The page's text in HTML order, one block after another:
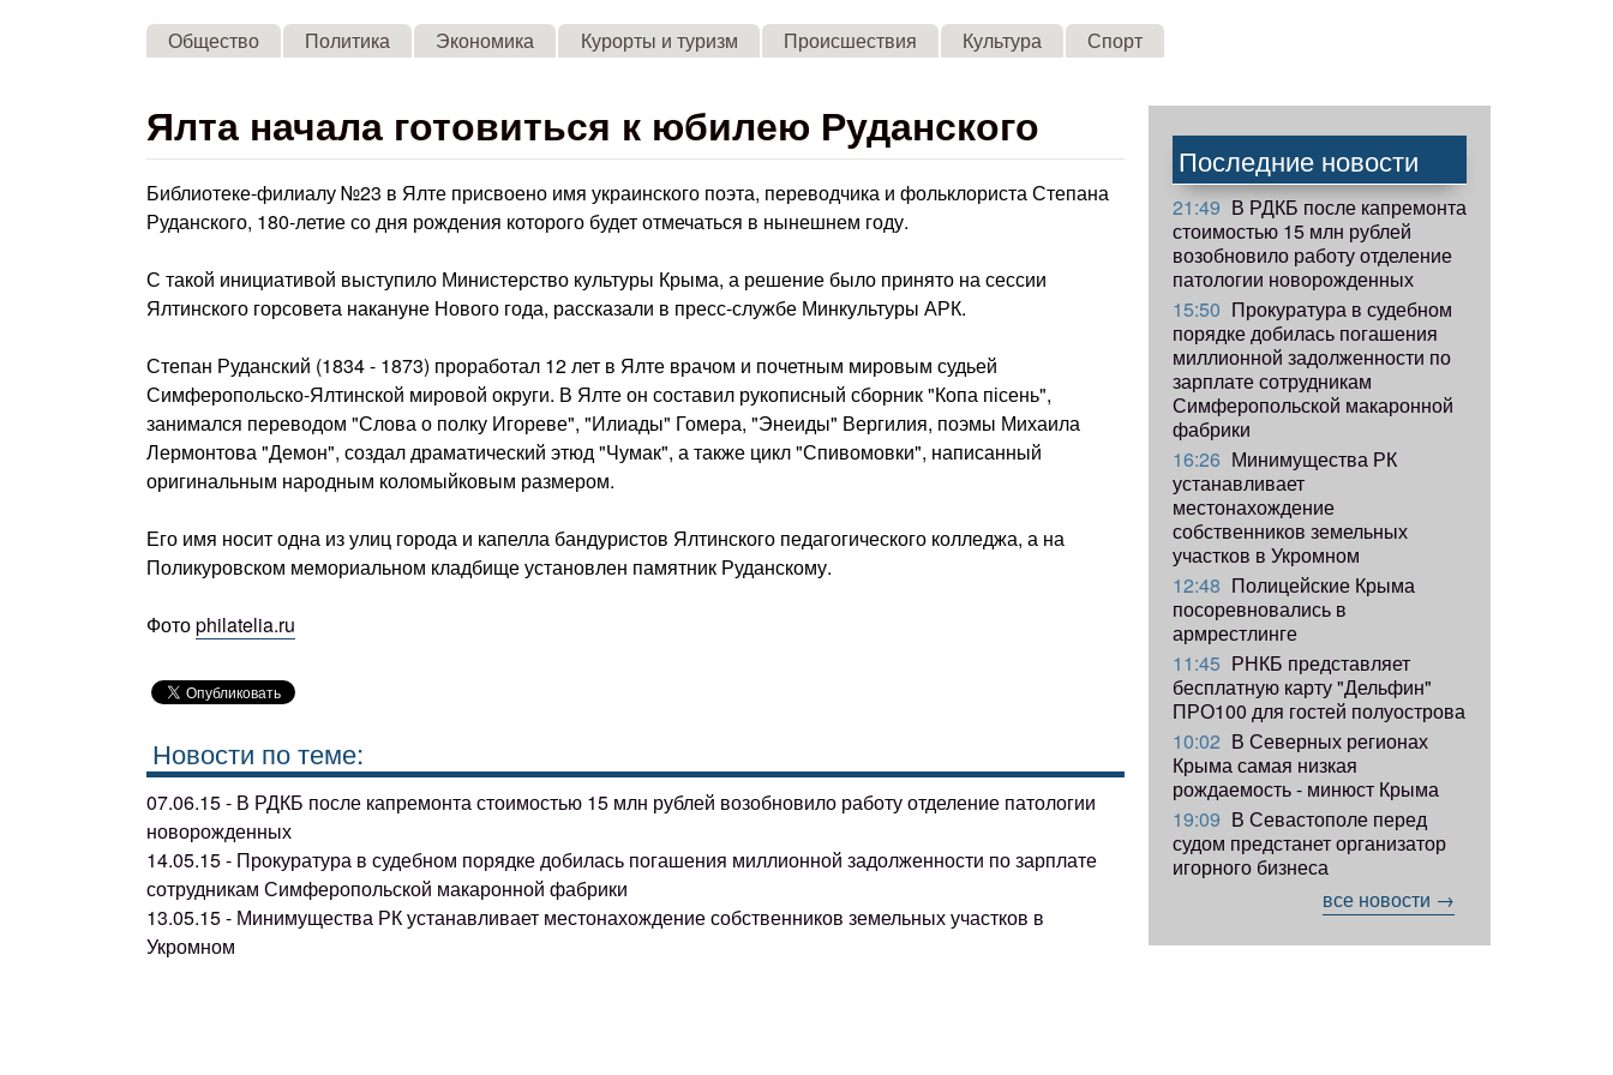
Skip to main content
Общество Политика Экономика Курорты и туризм Происшествия Культура Спорт
Ялта начала готовиться к юбилею Руданского
Библиотеке-филиалу №23 в Ялте присвоено имя украинского поэта, переводчика и фольклориста Степана
Руданского, 180-летие со дня рождения которого будет отмечаться в нынешнем году.
С такой инициативой выступило Министерство культуры Крыма, а решение было принято на сессии
Ялтинского горсовета накануне Нового года, рассказали в пресс-службе Минкультуры АРК.
Степан Руданский (1834 - 1873) проработал 12 лет в Ялте врачом и почетным мировым судьей
Симферопольско-Ялтинской мировой округи. В Ялте он составил рукописный сборник "Копа пісень",
занимался переводом "Слова о полку Игореве", "Илиады" Гомера, "Энеиды" Вергилия, поэмы Михаила
Лермонтова "Демон", создал драматический этюд "Чумак", а также цикл "Спивомовки", написанный
оригинальным народным коломыйковым размером.
Его имя носит одна из улиц города и капелла бандуристов Ялтинского педагогического колледжа, а на
Поликуровском мемориальном кладбище установлен памятник Руданскому.
Фотоphilatelia.ru
Новости по теме:
07.06.15 - В РДКБ после капремонта стоимостью 15 млн рублей возобновило работу отделение патологии
новорожденных
14.05.15 - Прокуратура в судебном порядке добилась погашения миллионной задолженности по зарплате
сотрудникам Симферопольской макаронной фабрики
13.05.15 - Минимущества РК устанавливает местонахождение собственников земельных участков в
Укромном
Последние новости
21:49 В РДКБ после капремонта
стоимостью 15 млн рублей
возобновило работу отделение
патологии новорожденных
15:50 Прокуратура в судебном
порядке добилась погашения
миллионной задолженности по
зарплате сотрудникам
Симферопольской макаронной
фабрики
16:26 Минимущества РК
устанавливает
местонахождение
собственников земельных
участков в Укромном
12:48 Полицейские Крыма
посоревновались в
армрестлинге
11:45 РНКБ представляет
бесплатную карту "Дельфин"
ПРО100 для гостей полуострова
10:02 В Северных регионах
Крыма самая низкая
рождаемость - минюст Крыма
19:09 В Севастополе перед
судом предстанет организатор
игорного бизнеса
все новости →